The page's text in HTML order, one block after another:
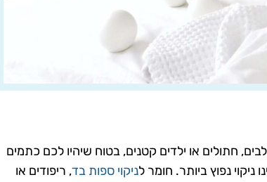
חתולים או ילדים קטנים, בטוח שיהיו לכם כתמים
ניקוי נפוץ ביותר. חומר לניקוי ספות בד, ריפודים או